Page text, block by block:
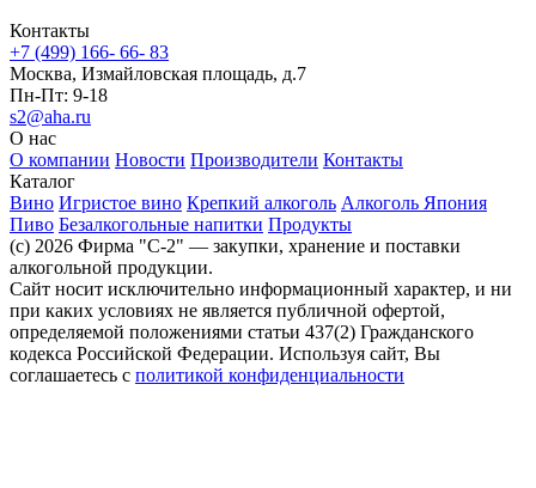
Контакты
+7 (499) 166- 66- 83
Москва, Измайловская площадь, д.7
Пн-Пт: 9-18
s2@aha.ru
О нас
О компании Новости Производители Контакты
Каталог
Вино Игристое вино Крепкий алкоголь Алкоголь Япония
Пиво Безалкогольные напитки Продукты
(c) 2026 Фирма "С-2" — закупки, хранение и поставки
алкогольной продукции.
Сайт носит исключительно информационный характер, и ни
при каких условиях не является публичной офертой,
определяемой положениями статьи 437(2) Гражданского
кодекса Российской Федерации. Используя сайт, Вы
соглашаетесь с политикой конфиденциальности